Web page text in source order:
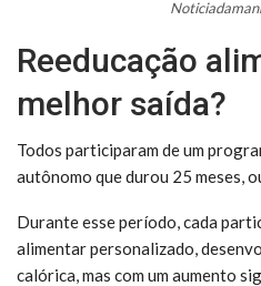
Reeducação
melhor saída?
Todos participaram de um
autônomo que durou 25 meses,
Durante esse período, cada
alimentar personalizado,
calórica, mas com um aumento